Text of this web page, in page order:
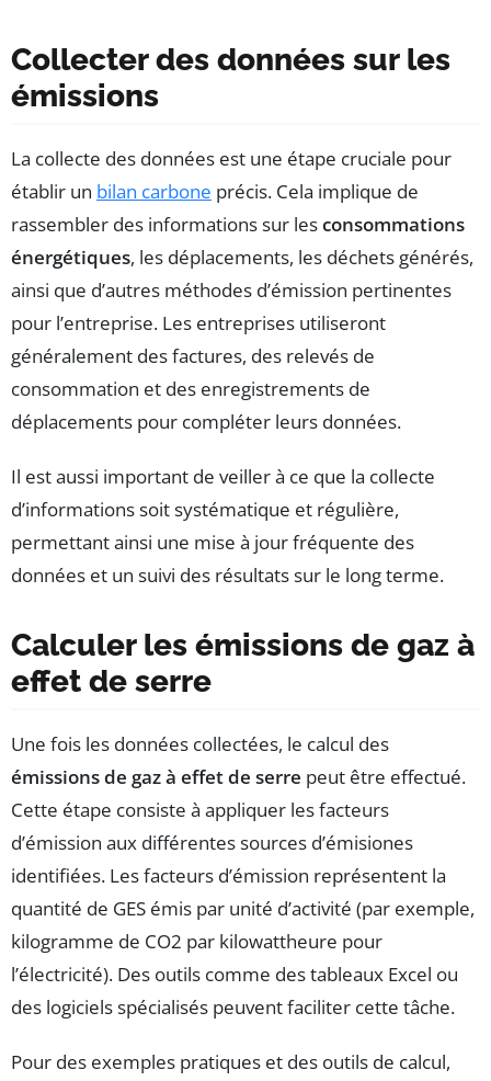
Collecter des données sur les
émissions
La collecte des données est une étape cruciale pour
établir un bilan carbone précis. Cela implique de
rassembler des informations sur lesconsommations
énergétiques, les déplacements, les déchets générés,
ainsi que d’autres méthodes d’émission pertinentes
pour l’entreprise. Les entreprises utiliseront
généralement des factures, des relevés de
consommation et des enregistrements de
déplacements pour compléter leurs données.
Il est aussi important de veiller à ce que la collecte
d’informations soit systématique et régulière,
permettant ainsi une mise à jour fréquente des
données et un suivi des résultats sur le long terme.
Calculer les émissions de gaz à
effet de serre
Une fois les données collectées, le calcul des
émissions de gaz à effet de serre peut être effectué.
Cette étape consiste à appliquer les facteurs
d’émission aux différentes sources d’émisiones
identifiées. Les facteurs d’émission représentent la
quantité de GES émis par unité d’activité (par exemple,
kilogramme de CO2 par kilowattheure pour
l’électricité). Des outils comme des tableaux Excel ou
des logiciels spécialisés peuvent faciliter cette tâche.
Pour des exemples pratiques et des outils de calcul,